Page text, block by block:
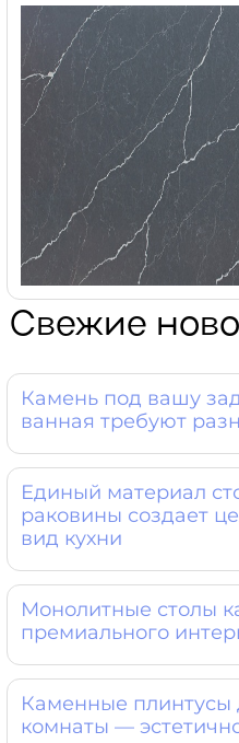
Свежие
Камень под вашу
ванная требуют
Единый материал
раковины создает
вид кухни
Монолитные столы
премиального
Каменные плинтусы
комнаты —